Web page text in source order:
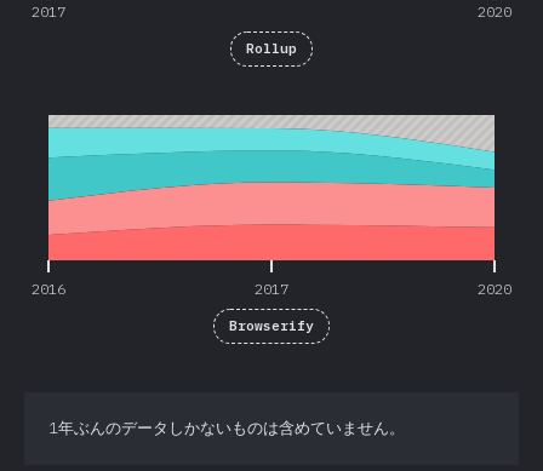
2017 2020
Rollup
2016 2017 2020
Browserify
1年ぶんのデータしかないものは含めていません。